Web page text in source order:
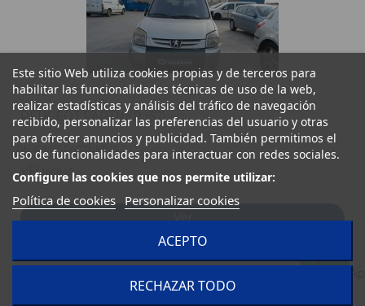
PEUGEOT PARTNER (S2)
PEUGEOT PARTNER (S2)
VFU AC840
Ver
Este sitio Web utiliza cookies propias y de terceros para
habilitar las funcionalidades técnicas de uso de la web,
realizar estadísticas y análisis del tráfico de navegación
recibido, personalizar las preferencias del usuario y otras
para ofrecer anuncios y publicidad. También permitimos el
uso de funcionalidades para interactuar con redes sociales.
Configure las cookies que nos permite utilizar:
Política de cookies Personalizar cookies
RECHAZAR TODO
ACEPTO